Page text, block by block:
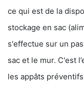
ce qui est de la
stockage en sac
s'effectue sur un
sac et le mur. C'est
les appâts